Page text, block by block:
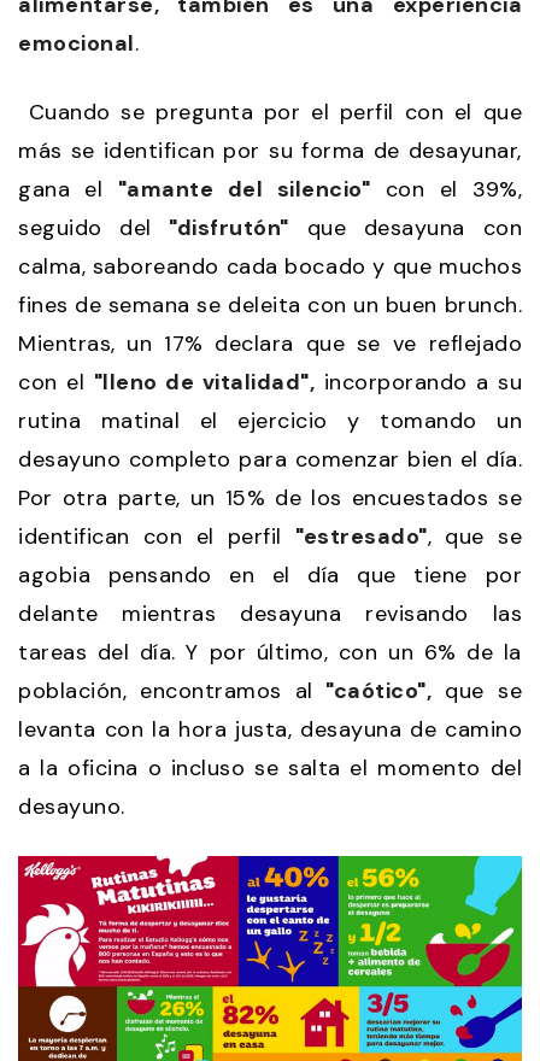
emocional.
Cuando se pregunta por el perfil con el que
más se identifican por su forma de desayunar,
gana el "amante del silencio" con el 39%,
seguido del "disfrutón" que desayuna con
calma, saboreando cada bocado y que muchos
fines de semana se deleita con un buen brunch.
Mientras, un 17% declara que se ve reflejado
con el "lleno de vitalidad", incorporando a su
rutina matinal el ejercicio y tomando un
desayuno completo para comenzar bien el día.
Por otra parte, un 15% de los encuestados se
identifican con el perfil "estresado", que se
agobia pensando en el día que tiene por
delante mientras desayuna revisando las
tareas del día. Y por último, con un 6% de la
población, encontramos al "caótico", que se
levanta con la hora justa, desayuna de camino
a la oficina o incluso se salta el momento del
desayuno.